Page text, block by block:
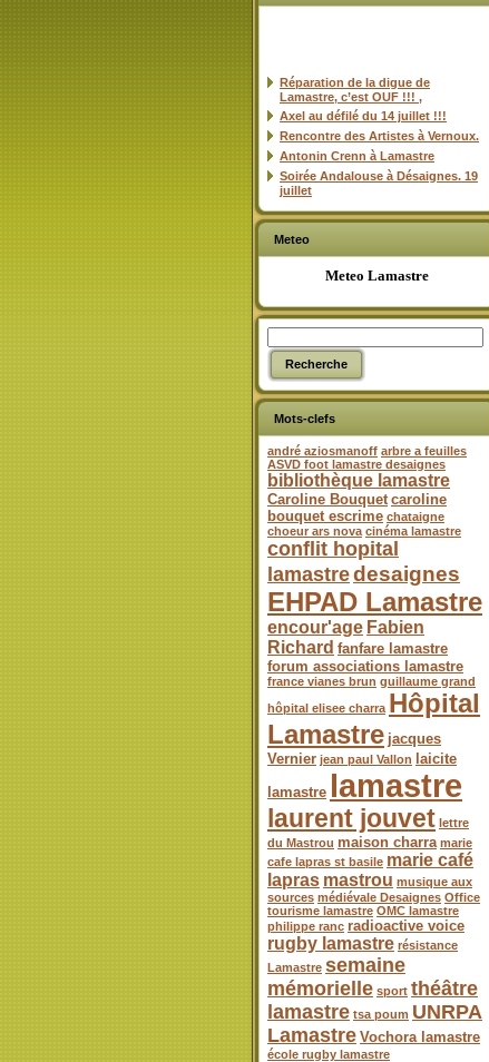
Réparation de la digue de
Lamastre, c’est OUF !!! ,
Axel au défilé du 14 juillet !!!
Rencontre des Artistes à Vernoux.
Antonin Crenn à Lamastre
Soirée Andalouse à Désaignes. 19
juillet
Meteo
Meteo Lamastre
Mots-clefs
andré aziosmanoff arbre a feuilles
ASVD foot lamastre desaignes
bibliothèque lamastre
Caroline Bouquet caroline
bouquet escrime chataigne
choeur ars nova cinéma lamastre
conflit hopital
lamastredesaignes
EHPAD Lamastre
encour'age Fabien
Richard fanfare lamastre
forum associations lamastre
france vianes brun guillaume grand
hôpital elisee charra Hôpital
Lamastre jacques
Vernier jean paul Vallon
laicite
lamastre lamastre
laurent jouvet lettre
du Mastrou maison charra marie
cafe lapras st basile marie café
lapras mastrou musique aux
sources médiévale Desaignes Office
tourisme lamastre OMC lamastre
philippe ranc radioactive voice
rugby lamastre résistance
Lamastre semaine
mémorielle sport théâtre
lamastre tsa poum UNRPA
Lamastre Vochora lamastre
école rugby lamastre